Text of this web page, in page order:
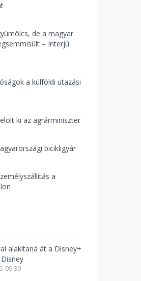
de a magyar
– Interjú
a külföldi utazási
ki az agrárminiszter
bicikligyár
a
alakítaná át a Disney+
09:30